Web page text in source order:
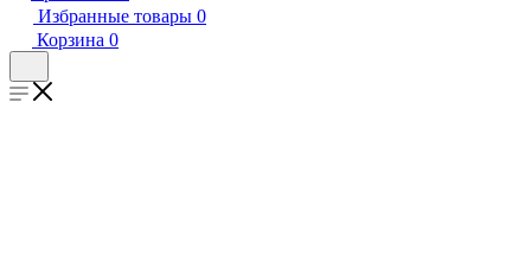
Избранные товары 0
Корзина 0